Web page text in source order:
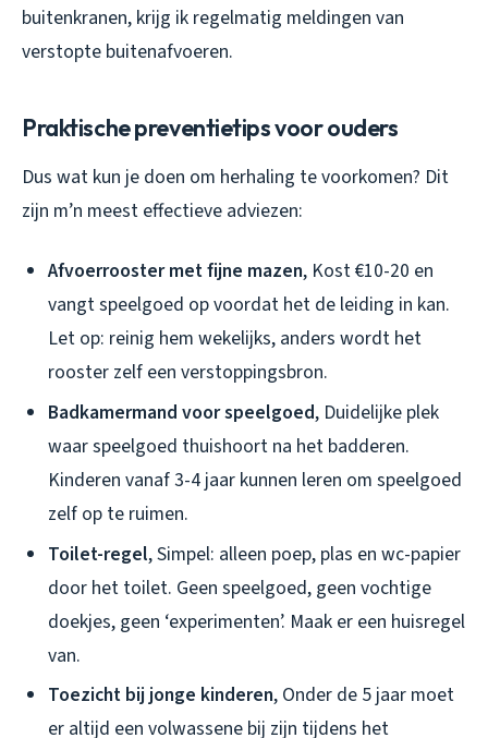
buitenkranen, krijg ik regelmatig meldingen van
verstopte buitenafvoeren.
Praktische preventietips voor ouders
Dus wat kun je doen om herhaling te voorkomen? Dit
zijn m’n meest effectieve adviezen:
Afvoerrooster met fijne mazen, Kost €10-20 en
vangt speelgoed op voordat het de leiding in kan.
Let op: reinig hem wekelijks, anders wordt het
rooster zelf een verstoppingsbron.
Badkamermand voor speelgoed, Duidelijke plek
waar speelgoed thuishoort na het badderen.
Kinderen vanaf 3-4 jaar kunnen leren om speelgoed
zelf op te ruimen.
Toilet-regel, Simpel: alleen poep, plas en wc-papier
door het toilet. Geen speelgoed, geen vochtige
doekjes, geen ‘experimenten’. Maak er een huisregel
van.
Toezicht bij jonge kinderen, Onder de 5 jaar moet
er altijd een volwassene bij zijn tijdens het